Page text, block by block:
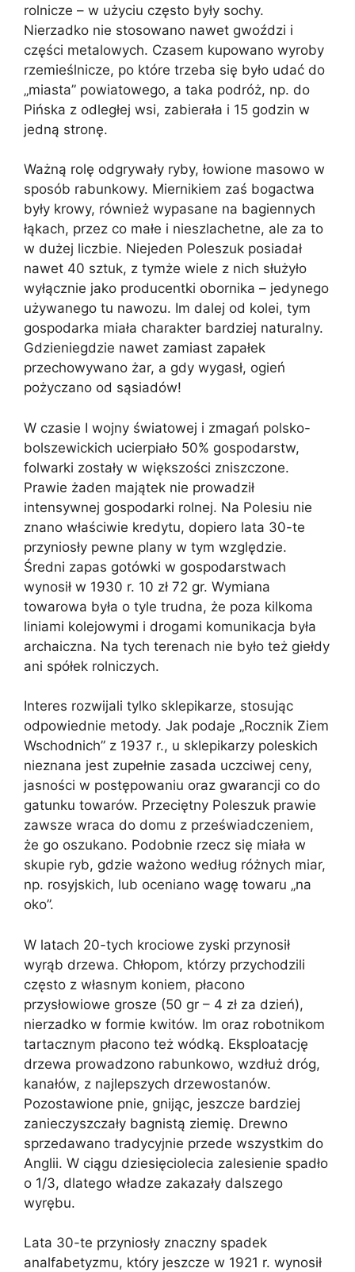
rolnicze – w użyciu często były sochy.
Nierzadko nie stosowano nawet gwoździ i
części metalowych. Czasem kupowano wyroby
rzemieślnicze, po które trzeba się było udać do
„miasta” powiatowego, a taka podróż, np. do
Pińska z odległej wsi, zabierała i 15 godzin w
jedną stronę.
Ważną rolę odgrywały ryby, łowione masowo w
sposób rabunkowy. Miernikiem zaś bogactwa
były krowy, również wypasane na bagiennych
łąkach, przez co małe i nieszlachetne, ale za to
w dużej liczbie. Niejeden Poleszuk posiadał
nawet 40 sztuk, z tymże wiele z nich służyło
wyłącznie jako producentki obornika – jedynego
używanego tu nawozu. Im dalej od kolei, tym
gospodarka miała charakter bardziej naturalny.
Gdzieniegdzie nawet zamiast zapałek
przechowywano żar, a gdy wygasł, ogień
pożyczano od sąsiadów!
W czasie I wojny światowej i zmagań polsko-
bolszewickich ucierpiało 50% gospodarstw,
folwarki zostały w większości zniszczone.
Prawie żaden majątek nie prowadził
intensywnej gospodarki rolnej. Na Polesiu nie
znano właściwie kredytu, dopiero lata 30-te
przyniosły pewne plany w tym względzie.
Średni zapas gotówki w gospodarstwach
wynosił w 1930 r. 10 zł 72 gr. Wymiana
towarowa była o tyle trudna, że poza kilkoma
liniami kolejowymi i drogami komunikacja była
archaiczna. Na tych terenach nie było też giełdy
ani spółek rolniczych.
Interes rozwijali tylko sklepikarze, stosując
odpowiednie metody. Jak podaje „Rocznik Ziem
Wschodnich” z 1937 r., u sklepikarzy poleskich
nieznana jest zupełnie zasada uczciwej ceny,
jasności w postępowaniu oraz gwarancji co do
gatunku towarów. Przeciętny Poleszuk prawie
zawsze wraca do domu z przeświadczeniem,
że go oszukano. Podobnie rzecz się miała w
skupie ryb, gdzie ważono według różnych miar,
np. rosyjskich, lub oceniano wagę towaru „na
oko”.
W latach 20-tych krociowe zyski przynosił
wyrąb drzewa. Chłopom, którzy przychodzili
często z własnym koniem, płacono
przysłowiowe grosze (50 gr – 4 zł za dzień),
nierzadko w formie kwitów. Im oraz robotnikom
tartacznym płacono też wódką. Eksploatację
drzewa prowadzono rabunkowo, wzdłuż dróg,
kanałów, z najlepszych drzewostanów.
Pozostawione pnie, gnijąc, jeszcze bardziej
zanieczyszczały bagnistą ziemię. Drewno
sprzedawano tradycyjnie przede wszystkim do
Anglii. W ciągu dziesięciolecia zalesienie spadło
o 1/3, dlatego władze zakazały dalszego
wyrębu.
Lata 30-te przyniosły znaczny spadek
analfabetyzmu, który jeszcze w 1921 r. wynosił